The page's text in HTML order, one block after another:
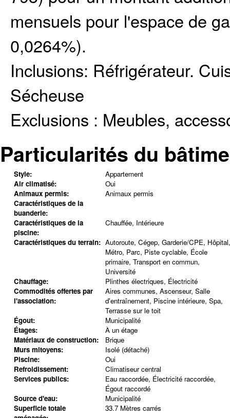
mensuels pour l'espace de
0,0264%).
Inclusions: Réfrigérateur.
Sécheuse
Exclusions : Meubles,
Particularités du
Style:
Appartement
Air climatisé:
Oui
Animaux permis:
Animaux permis
Caractéristiques de la
buanderie:
Caractéristiques de la
piscine:
Chauffée, Intérieure
Caractéristiques du terrain: Autoroute, Cégep, Garderie/CPE, Hôpital,
Métro, Parc, Piste cyclable, École
primaire, Transport en commun,
Université
Chauffage:
Plinthes électriques, Électricité
Commodités offertes par
l'association:
Aires communes, Ascenseur, Salle
d'entraînement, Piscine intérieure, Spa,
Terrasse sur le toit
Égout:
Municipalité
Étages:
À un étage
Matériaux de construction:
Brique
Murs mitoyens:
Isolé (détaché)
Piscine:
Oui
Refroidissement:
Climatiseur central
Services publics:
Eau raccordée, Électricité raccordée,
Égout raccordé
Source d'eau:
Municipalité
Superficie totale
33.7 Mètres carrés